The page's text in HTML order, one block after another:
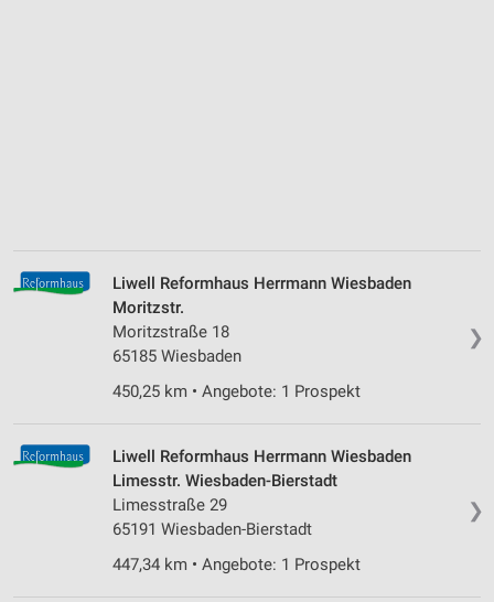
❯
Liwell Reformhaus Herrmann Wiesbaden
Moritzstr.
Moritzstraße 18
65185 Wiesbaden
450,25 km • Angebote: 1 Prospekt
❯
Liwell Reformhaus Herrmann Wiesbaden
Limesstr. Wiesbaden-Bierstadt
Limesstraße 29
65191 Wiesbaden-Bierstadt
447,34 km • Angebote: 1 Prospekt